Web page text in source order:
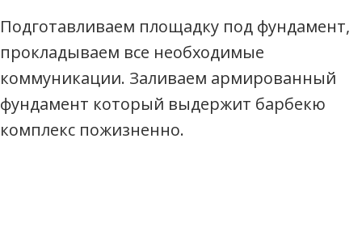
Подготавливаем площадку под фундамент,
прокладываем все необходимые
коммуникации. Заливаем армированный
фундамент который выдержит барбекю
комплекс пожизненно.